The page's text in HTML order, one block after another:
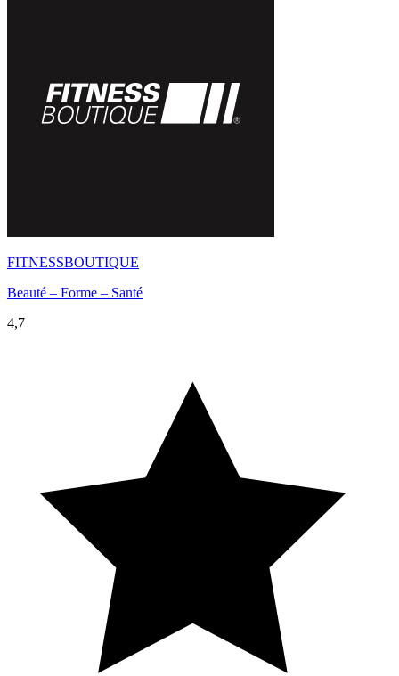
FITNESSBOUTIQUE
Beauté – Forme – Santé
4,7